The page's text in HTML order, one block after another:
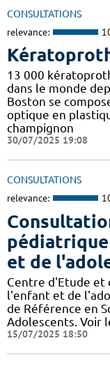
CONSULTATIONS
relevance:
13 000
dans le monde
Boston se
optique en
champignon
30/07/2025 19:08
CONSULTATIONS
relevance:
et de
Centre d'Etude et
l'enfant et de
de Référence en
Adolescents. Voir
15/07/2025 18:50